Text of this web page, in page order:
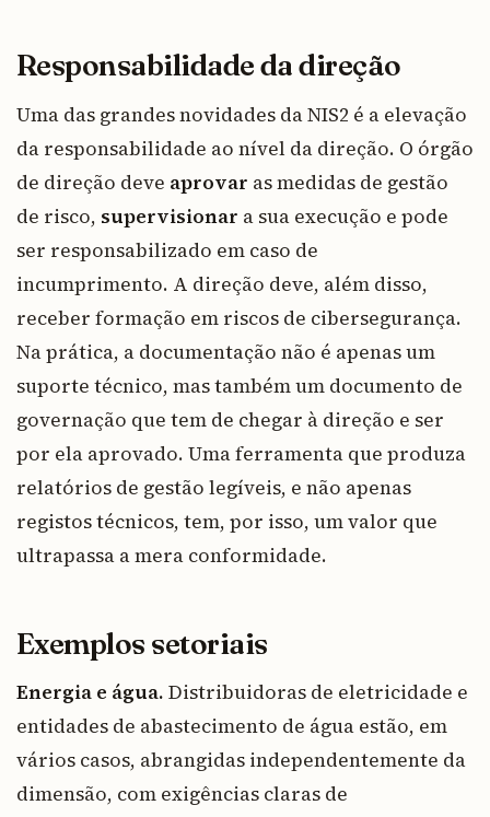
Responsabilidade da direção
Uma das grandes novidades da NIS2 é a elevação
da responsabilidade ao nível da direção. O órgão
de direção deve aprovar as medidas de gestão
de risco, supervisionar a sua execução e pode
ser responsabilizado em caso de
incumprimento. A direção deve, além disso,
receber formação em riscos de cibersegurança.
Na prática, a documentação não é apenas um
suporte técnico, mas também um documento de
governação que tem de chegar à direção e ser
por ela aprovado. Uma ferramenta que produza
relatórios de gestão legíveis, e não apenas
registos técnicos, tem, por isso, um valor que
ultrapassa a mera conformidade.
Exemplos setoriais
Energia e água. Distribuidoras de eletricidade e
entidades de abastecimento de água estão, em
vários casos, abrangidas independentemente da
dimensão, com exigências claras de